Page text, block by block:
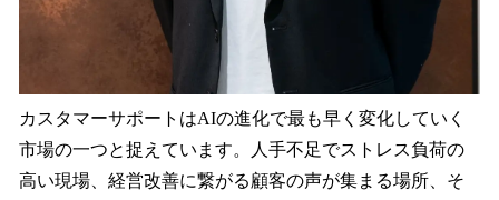
カスタマーサポートはAIの進化で最も早く変化していく
市場の一つと捉えています。人手不足でストレス負荷の
高い現場、経営改善に繋がる顧客の声が集まる場所、そ